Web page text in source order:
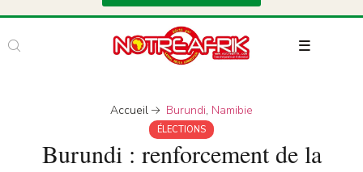
Accueil Burundi, Namibie
ÉLECTIONS
Burundi : renforcement de la